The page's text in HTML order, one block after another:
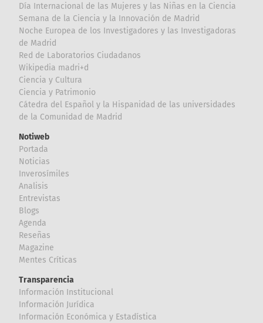
Día Internacional de las Mujeres y las Niñas en la Ciencia
Semana de la Ciencia y la Innovación de Madrid
Noche Europea de los Investigadores y las Investigadoras
de Madrid
Red de Laboratorios Ciudadanos
Wikipedia madri+d
Ciencia y Cultura
Ciencia y Patrimonio
Cátedra del Español y la Hispanidad de las universidades
de la Comunidad de Madrid
Notiweb
Portada
Noticias
Inverosímiles
Analisis
Entrevistas
Blogs
Agenda
Reseñas
Magazine
Mentes Críticas
Transparencia
Información Institucional
Información Jurídica
Información Económica y Estadística